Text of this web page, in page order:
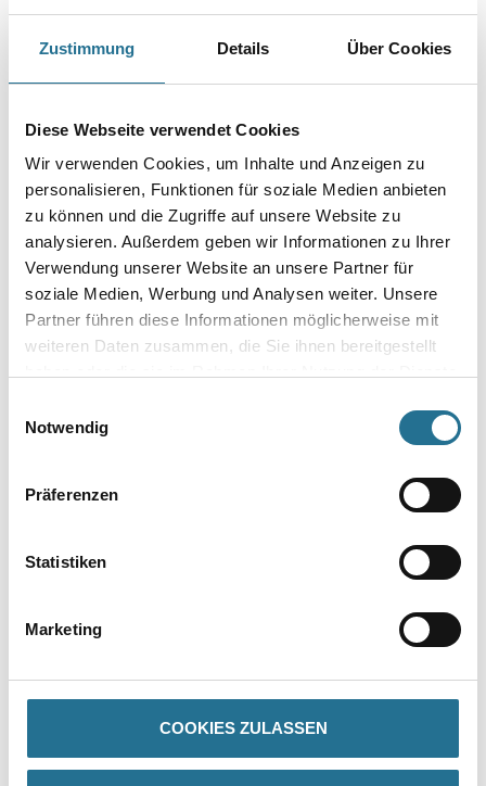
Zustimmung Details Über Cookies
Diese Webseite verwendet Cookies
Wir verwenden Cookies, um Inhalte und Anzeigen zu
personalisieren, Funktionen für soziale Medien anbieten
zu können und die Zugriffe auf unsere Website zu
analysieren. Außerdem geben wir Informationen zu Ihrer
Verwendung unserer Website an unsere Partner für
soziale Medien, Werbung und Analysen weiter. Unsere
Partner führen diese Informationen möglicherweise mit
weiteren Daten zusammen, die Sie ihnen bereitgestellt
Notwendig
Präferenzen
Statistiken
Marketing
COOKIES ZULASSEN
Glanzgrad
Körnung
Gebinde